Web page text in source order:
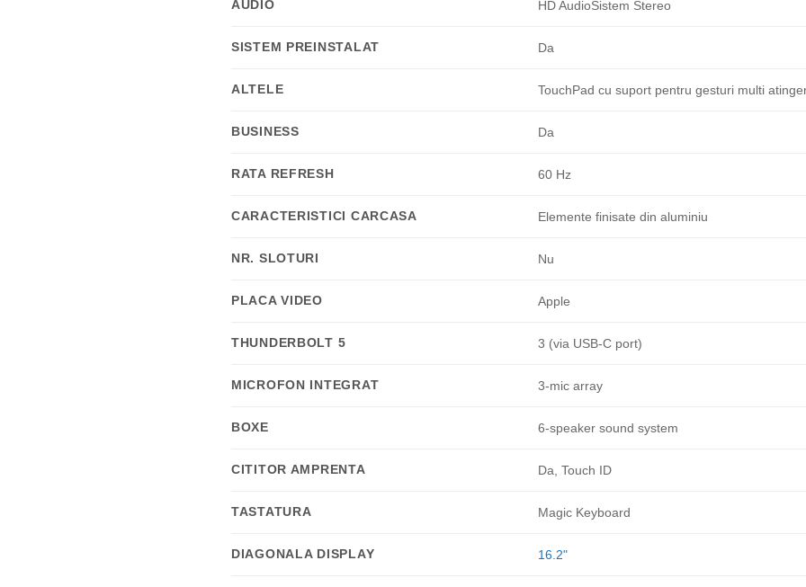
AUDIO HD AudioSistem Stereo
SISTEM PREINSTALAT Da
ALTELE TouchPad cu suport pentru gesturi multi
BUSINESS Da
RATA REFRESH 60 Hz
CARACTERISTICI CARCASA Elemente finisate din aluminiu
NR. SLOTURI Nu
PLACA VIDEO Apple
THUNDERBOLT 5 3 (via USB-C port)
MICROFON INTEGRAT 3-mic array
BOXE 6-speaker sound system
CITITOR AMPRENTA Da, Touch ID
TASTATURA Magic Keyboard
DIAGONALA DISPLAY 16.2"